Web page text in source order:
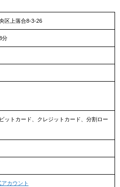
区上落合8-3-26
分
ットカード、クレジットカード、分割ロー
カウント